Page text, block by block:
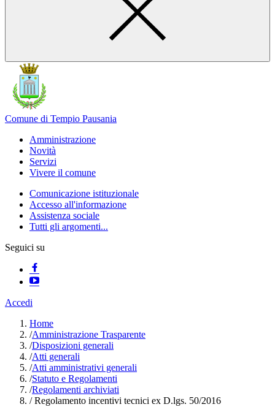
Comune di Tempio Pausania
Amministrazione
Novità
Servizi
Vivere il comune
Comunicazione istituzionale
Accesso all'informazione
Assistenza sociale
Tutti gli argomenti...
Seguici su
Accedi
Home
/Amministrazione Trasparente
/Disposizioni generali
/Atti generali
/Atti amministrativi generali
/Statuto e Regolamenti
/Regolamenti archiviati
/Regolamento incentivi tecnici ex D.lgs. 50/2016